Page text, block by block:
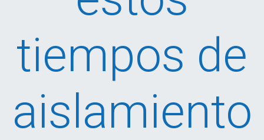
tiempos de
aislamiento